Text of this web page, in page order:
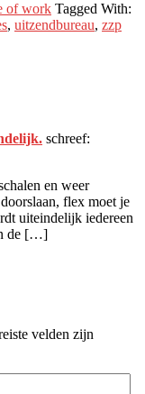
of work Tagged With:
, uitzendbureau, zzp
schreef:
en weer
flex moet je
uiteindelijk iedereen
de […]
velden zijn